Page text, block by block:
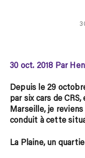
30 oct. 2018 Par
Depuis le 29
par six cars de
Marseille, je
conduit à cette
La Plaine, un